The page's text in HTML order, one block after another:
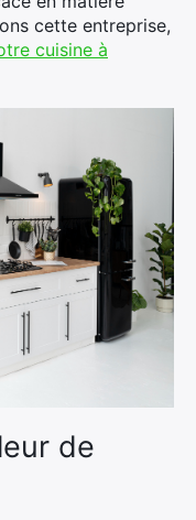
cette entreprise,
cuisine à
de